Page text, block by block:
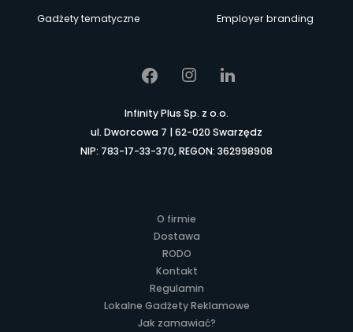
Gadżety tematyczne
Employer branding
Infinity Plus Sp. z o.o.
ul. Dworcowa 7 | 62-020 Swarzędz
NIP: 783-17-33-370, REGON: 362998908
O firmie
Dostawa
RODO
Kontakt
Regulamin
Lokalne Gadżety Reklamowe
Jak zamawiać?